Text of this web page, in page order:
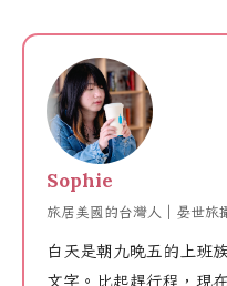
Sophie
旅居美國的台灣人｜晏世旅
白天是朝九晚五的上班
文字。比起趕行程，現